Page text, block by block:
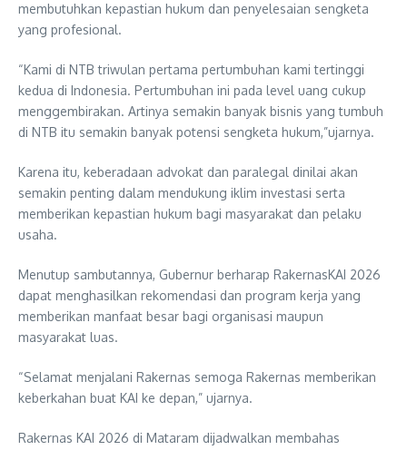
membutuhkan kepastian hukum dan penyelesaian sengketa
yang profesional.
“Kami di NTB triwulan pertama pertumbuhan kami tertinggi
kedua di Indonesia. Pertumbuhan ini pada level uang cukup
menggembirakan. Artinya semakin banyak bisnis yang tumbuh
di NTB itu semakin banyak potensi sengketa hukum,”ujarnya.
Karena itu, keberadaan advokat dan paralegal dinilai akan
semakin penting dalam mendukung iklim investasi serta
memberikan kepastian hukum bagi masyarakat dan pelaku
usaha.
Menutup sambutannya, Gubernur berharap RakernasKAI 2026
dapat menghasilkan rekomendasi dan program kerja yang
memberikan manfaat besar bagi organisasi maupun
masyarakat luas.
“Selamat menjalani Rakernas semoga Rakernas memberikan
keberkahan buat KAI ke depan,” ujarnya.
Rakernas KAI 2026 di Mataram dijadwalkan membahas